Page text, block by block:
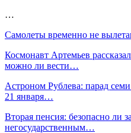
…
Самолеты временно не
Космонавт Артемьев
можно ли вести…
Астроном Рублева: парад
21 января…
Вторая пенсия: безопасно ли
негосударственным…